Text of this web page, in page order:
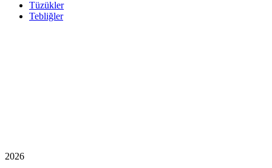
Tüzükler
Tebliğler
2026